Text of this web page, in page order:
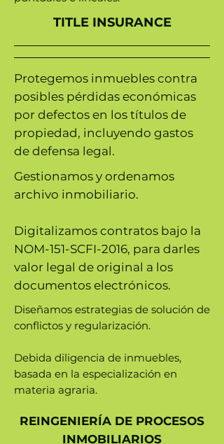
TITLE INSURANCE
Protegemos inmuebles contra
posibles pérdidas económicas
por defectos en los títulos de
propiedad, incluyendo gastos
de defensa legal.
Gestionamos y ordenamos
archivo inmobiliario.
Digitalizamos contratos bajo la
NOM-151-SCFI-2016, para darles
valor legal de original a los
documentos electrónicos.
Diseñamos estrategias de solución de
conflictos y regularización.
Debida diligencia de inmuebles,
basada en la especialización en
materia agraria.
REINGENIERÍA DE PROCESOS
INMOBILIARIOS